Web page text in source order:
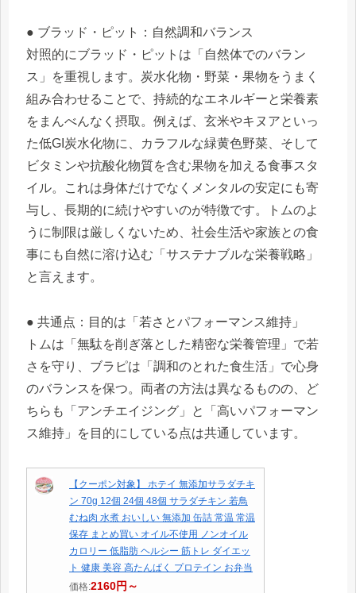
● ブラッド・ピット：自然調和バランス
対照的にブラッド・ピットは「自然体でのバラン
ス」を重視します。炭水化物・野菜・果物をうまく
組み合わせることで、持続的なエネルギーと栄養素
をまんべんなく摂取。例えば、玄米やキヌアといっ
た低GI炭水化物に、カラフルな緑黄色野菜、そして
ビタミンや抗酸化物質を含む果物を加える食事スタ
イル。これは身体だけでなくメンタルの安定にも寄
与し、長期的に続けやすいのが特徴です。トムのよ
うに制限は厳しくないため、社会生活や家族との食
事にも自然に溶け込む「サステナブルな栄養戦略」
と言えます。
● 共通点：目的は「若さとパフォーマンス維持」
トムは「無駄を削ぎ落とした精密な栄養管理」で若
さを守り、ブラピは「調和のとれた食生活」で心身
のバランスを保つ。両者の方法は異なるものの、ど
ちらも「アンチエイジング」と「高いパフォーマン
ス維持」を目的にしている点は共通しています。
【クーポン対象】 ホテイ 無添加サラダチキ
ン 70g 12個 24個 48個 サラダチキン 若鳥
むね肉 水煮 おいしい 無添加 缶詰 常温 常温
保存 まとめ買い オイル不使用 ノンオイル
カロリー 低脂肪 ヘルシー 筋トレ ダイエッ
ト 健康 美容 高たんぱく プロテイン お弁当
価格:2160円～